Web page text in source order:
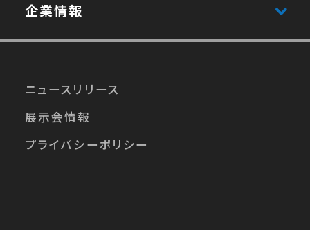
企業情報
ニュースリリース
展⽰会情報
プライバシーポリシー